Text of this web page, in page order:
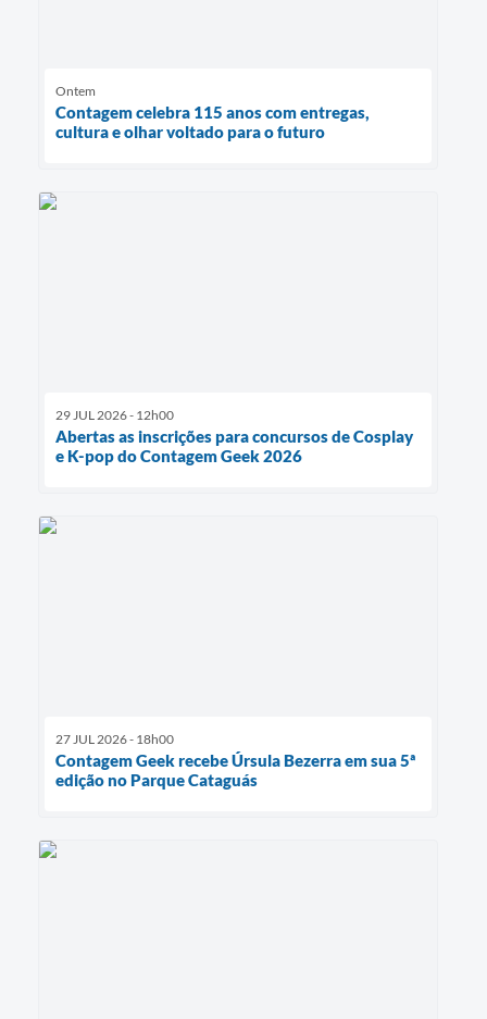
Ontem
Contagem celebra 115 anos com entregas,
cultura e olhar voltado para o futuro
29 JUL 2026 - 12h00
Abertas as inscrições para concursos de Cosplay
e K-pop do Contagem Geek 2026
27 JUL 2026 - 18h00
Contagem Geek recebe Úrsula Bezerra em sua 5ª
edição no Parque Cataguás